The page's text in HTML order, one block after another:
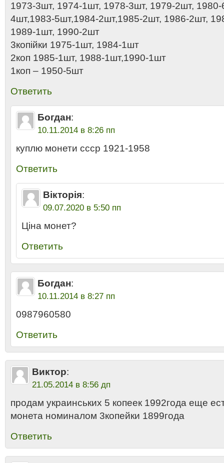
1973-3шт, 1974-1шт, 1978-3шт, 1979-2шт,
4шт,1983-5шт,1984-2шт,1985-2шт, 1986-2шт,
1989-1шт, 1990-2шт
3копійки 1975-1шт, 1984-1шт
2коп 1985-1шт, 1988-1шт,1990-1шт
1коп – 1950-5шт
Ответить
Богдан:
10.11.2014 в 8:26 пп
куплю монети ссср 1921-1958
Ответить
Вікторія:
09.07.2020 в 5:50 пп
Ціна монет?
Ответить
Богдан:
10.11.2014 в 8:27 пп
0987960580
Ответить
Виктор:
21.05.2014 в 8:56 дп
продам украинських 5 копеек 1992года еще
монета номиналом 3копейки 1899года
Ответить